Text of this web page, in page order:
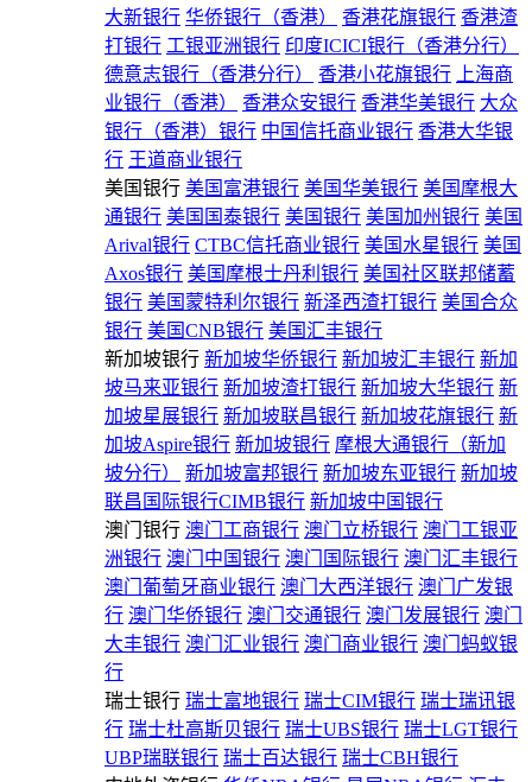
大新银行 华侨银行（香港） 香港花旗银行 香港渣
打银行 工银亚洲银行 印度ICICI银行（香港分行）
德意志银行（香港分行）
香港小花旗银行
上海商
业银行（香港）
香港众安银行 香港华美银行 大众
银行（香港）银行 中国信托商业银行 香港大华银
行 王道商业银行
美国银行 美国富港银行 美国华美银行 美国摩根大
通银行 美国国泰银行 美国银行 美国加州银行 美国
Arival银行 CTBC信托商业银行 美国水星银行 美国
Axos银行 美国摩根士丹利银行 美国社区联邦储蓄
银行 美国蒙特利尔银行 新泽西渣打银行 美国合众
银行 美国CNB银行 美国汇丰银行
新加坡银行 新加坡华侨银行 新加坡汇丰银行 新加
坡马来亚银行 新加坡渣打银行 新加坡大华银行 新
加坡星展银行 新加坡联昌银行 新加坡花旗银行 新
加坡Aspire银行 新加坡银行 摩根大通银行（新加
坡分行）
新加坡富邦银行 新加坡东亚银行 新加坡
联昌国际银行CIMB银行 新加坡中国银行
澳门银行 澳门工商银行 澳门立桥银行 澳门工银亚
洲银行 澳门中国银行 澳门国际银行 澳门汇丰银行
澳门葡萄牙商业银行 澳门大西洋银行 澳门广发银
行 澳门华侨银行 澳门交通银行 澳门发展银行 澳门
大丰银行 澳门汇业银行 澳门商业银行 澳门蚂蚁银
行
瑞士银行 瑞士富地银行 瑞士CIM银行 瑞士瑞讯银
行 瑞士杜高斯贝银行 瑞士UBS银行 瑞士LGT银行
UBP瑞联银行 瑞士百达银行 瑞士CBH银行